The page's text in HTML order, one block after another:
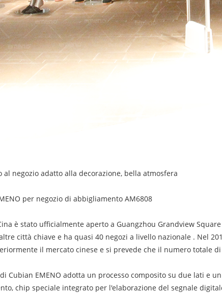
negozio adatto alla decorazione, bella atmosfera
per negozio di abbigliamento AM6808
è stato ufficialmente aperto a Guangzhou Grandview
città chiave e ha quasi 40 negozi a livello nazionale . Nel
il mercato cinese e si prevede che il numero totale
Cubian EMENO adotta un processo composito su due lati e
chip speciale integrato per l'elaborazione del segnale